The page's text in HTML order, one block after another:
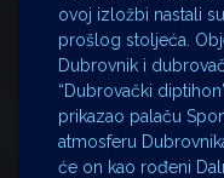
ovoj izložbi nastali
prošlog stoljeća.
Dubrovnik i
“Dubrovački
prikazao palaču
atmosferu
će on kao rođeni